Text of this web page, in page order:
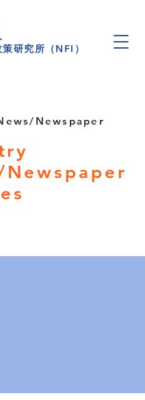
研究所（NFI）
Newspaper
Newspaper